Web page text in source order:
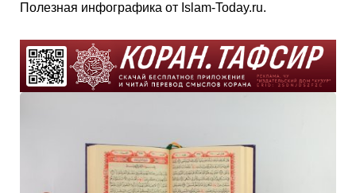
Полезная инфографика от Islam-Today.ru.